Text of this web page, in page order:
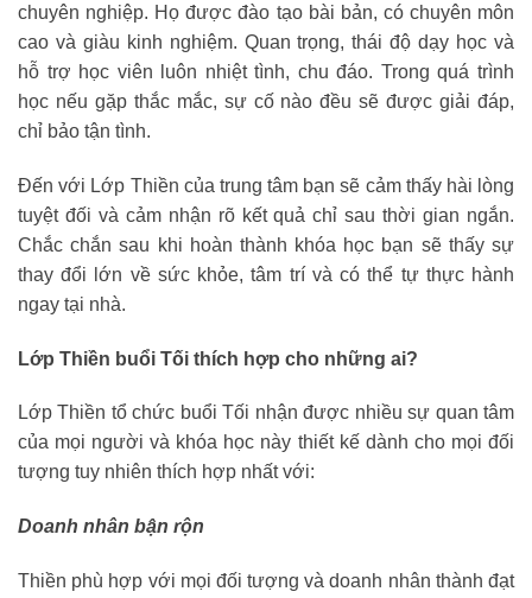
chuyên nghiệp. Họ được đào tạo bài bản, có chuyên môn
cao và giàu kinh nghiệm. Quan trọng, thái độ dạy học và
hỗ trợ học viên luôn nhiệt tình, chu đáo. Trong quá trình
học nếu gặp thắc mắc, sự cố nào đều sẽ được giải đáp,
chỉ bảo tận tình.
Đến với Lớp Thiền của trung tâm bạn sẽ cảm thấy hài lòng
tuyệt đối và cảm nhận rõ kết quả chỉ sau thời gian ngắn.
Chắc chắn sau khi hoàn thành khóa học bạn sẽ thấy sự
thay đổi lớn về sức khỏe, tâm trí và có thể tự thực hành
ngay tại nhà.
Lớp Thiền buổi Tối thích hợp cho những ai?
Lớp Thiền tổ chức buổi Tối nhận được nhiều sự quan tâm
của mọi người và khóa học này thiết kế dành cho mọi đối
tượng tuy nhiên thích hợp nhất với:
Doanh nhân bận rộn
Thiền phù hợp với mọi đối tượng và doanh nhân thành đạt